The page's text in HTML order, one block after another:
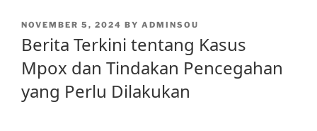
POSTED
NOVEMBER 5, 2024 BY ADMINSOU
Berita Terkini tentang Kasus
Mpox dan Tindakan Pencegahan
yang Perlu Dilakukan